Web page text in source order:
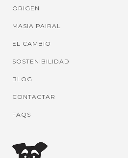
ORIGEN
MASIA PAIRAL
EL CAMBIO
SOSTENIBILIDAD
BLOG
CONTACTAR
FAQS